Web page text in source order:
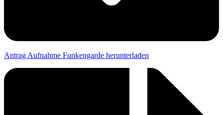
Antrag Aufnahme Funkengarde herunterladen